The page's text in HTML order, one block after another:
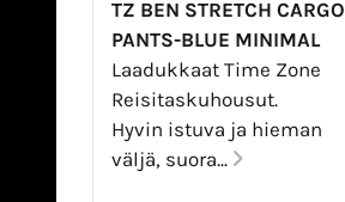
TZ BEN STRETCH CARGO
PANTS-BLUE MINIMAL
Laadukkaat Time Zone
Reisitaskuhousut.
Hyvin istuva ja hieman
väljä, suora...